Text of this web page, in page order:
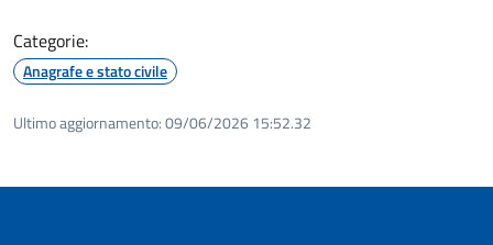
Categorie:
Anagrafe e stato civile
Ultimo aggiornamento:09/06/2026 15:52.32